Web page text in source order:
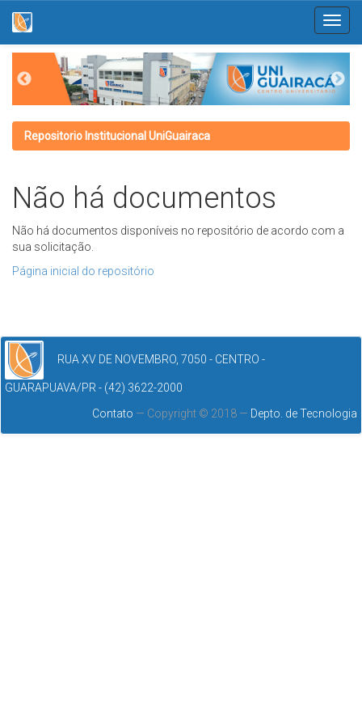
navigation
Repositorio Institucional UniGuairaca
Não há documentos
Não há documentos disponíveis no repositório de acordo com a
sua solicitação.
Página inicial do repositório
RUA XV DE NOVEMBRO, 7050 - CENTRO -
GUARAPUAVA/PR - (42) 3622-2000
Contato — Copyright © 2018 — Depto. de Tecnologia